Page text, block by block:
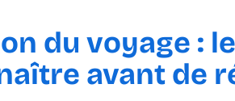
du voyage :
avant de